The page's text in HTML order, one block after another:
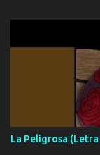
Yo Soy El De Las
fajado y mi R
mando un abrazo
Ando en la colonia
fallado para mi
Especial sabe que
tomando con
La Peligrosa